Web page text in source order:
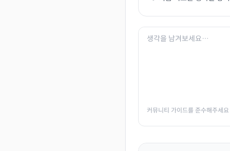
커뮤니티 가이드를 준수해주세요